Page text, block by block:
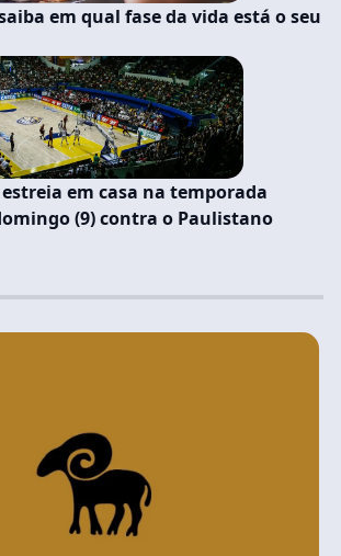
em qual fase da vida está o seu
em casa na temporada
(9) contra o Paulistano